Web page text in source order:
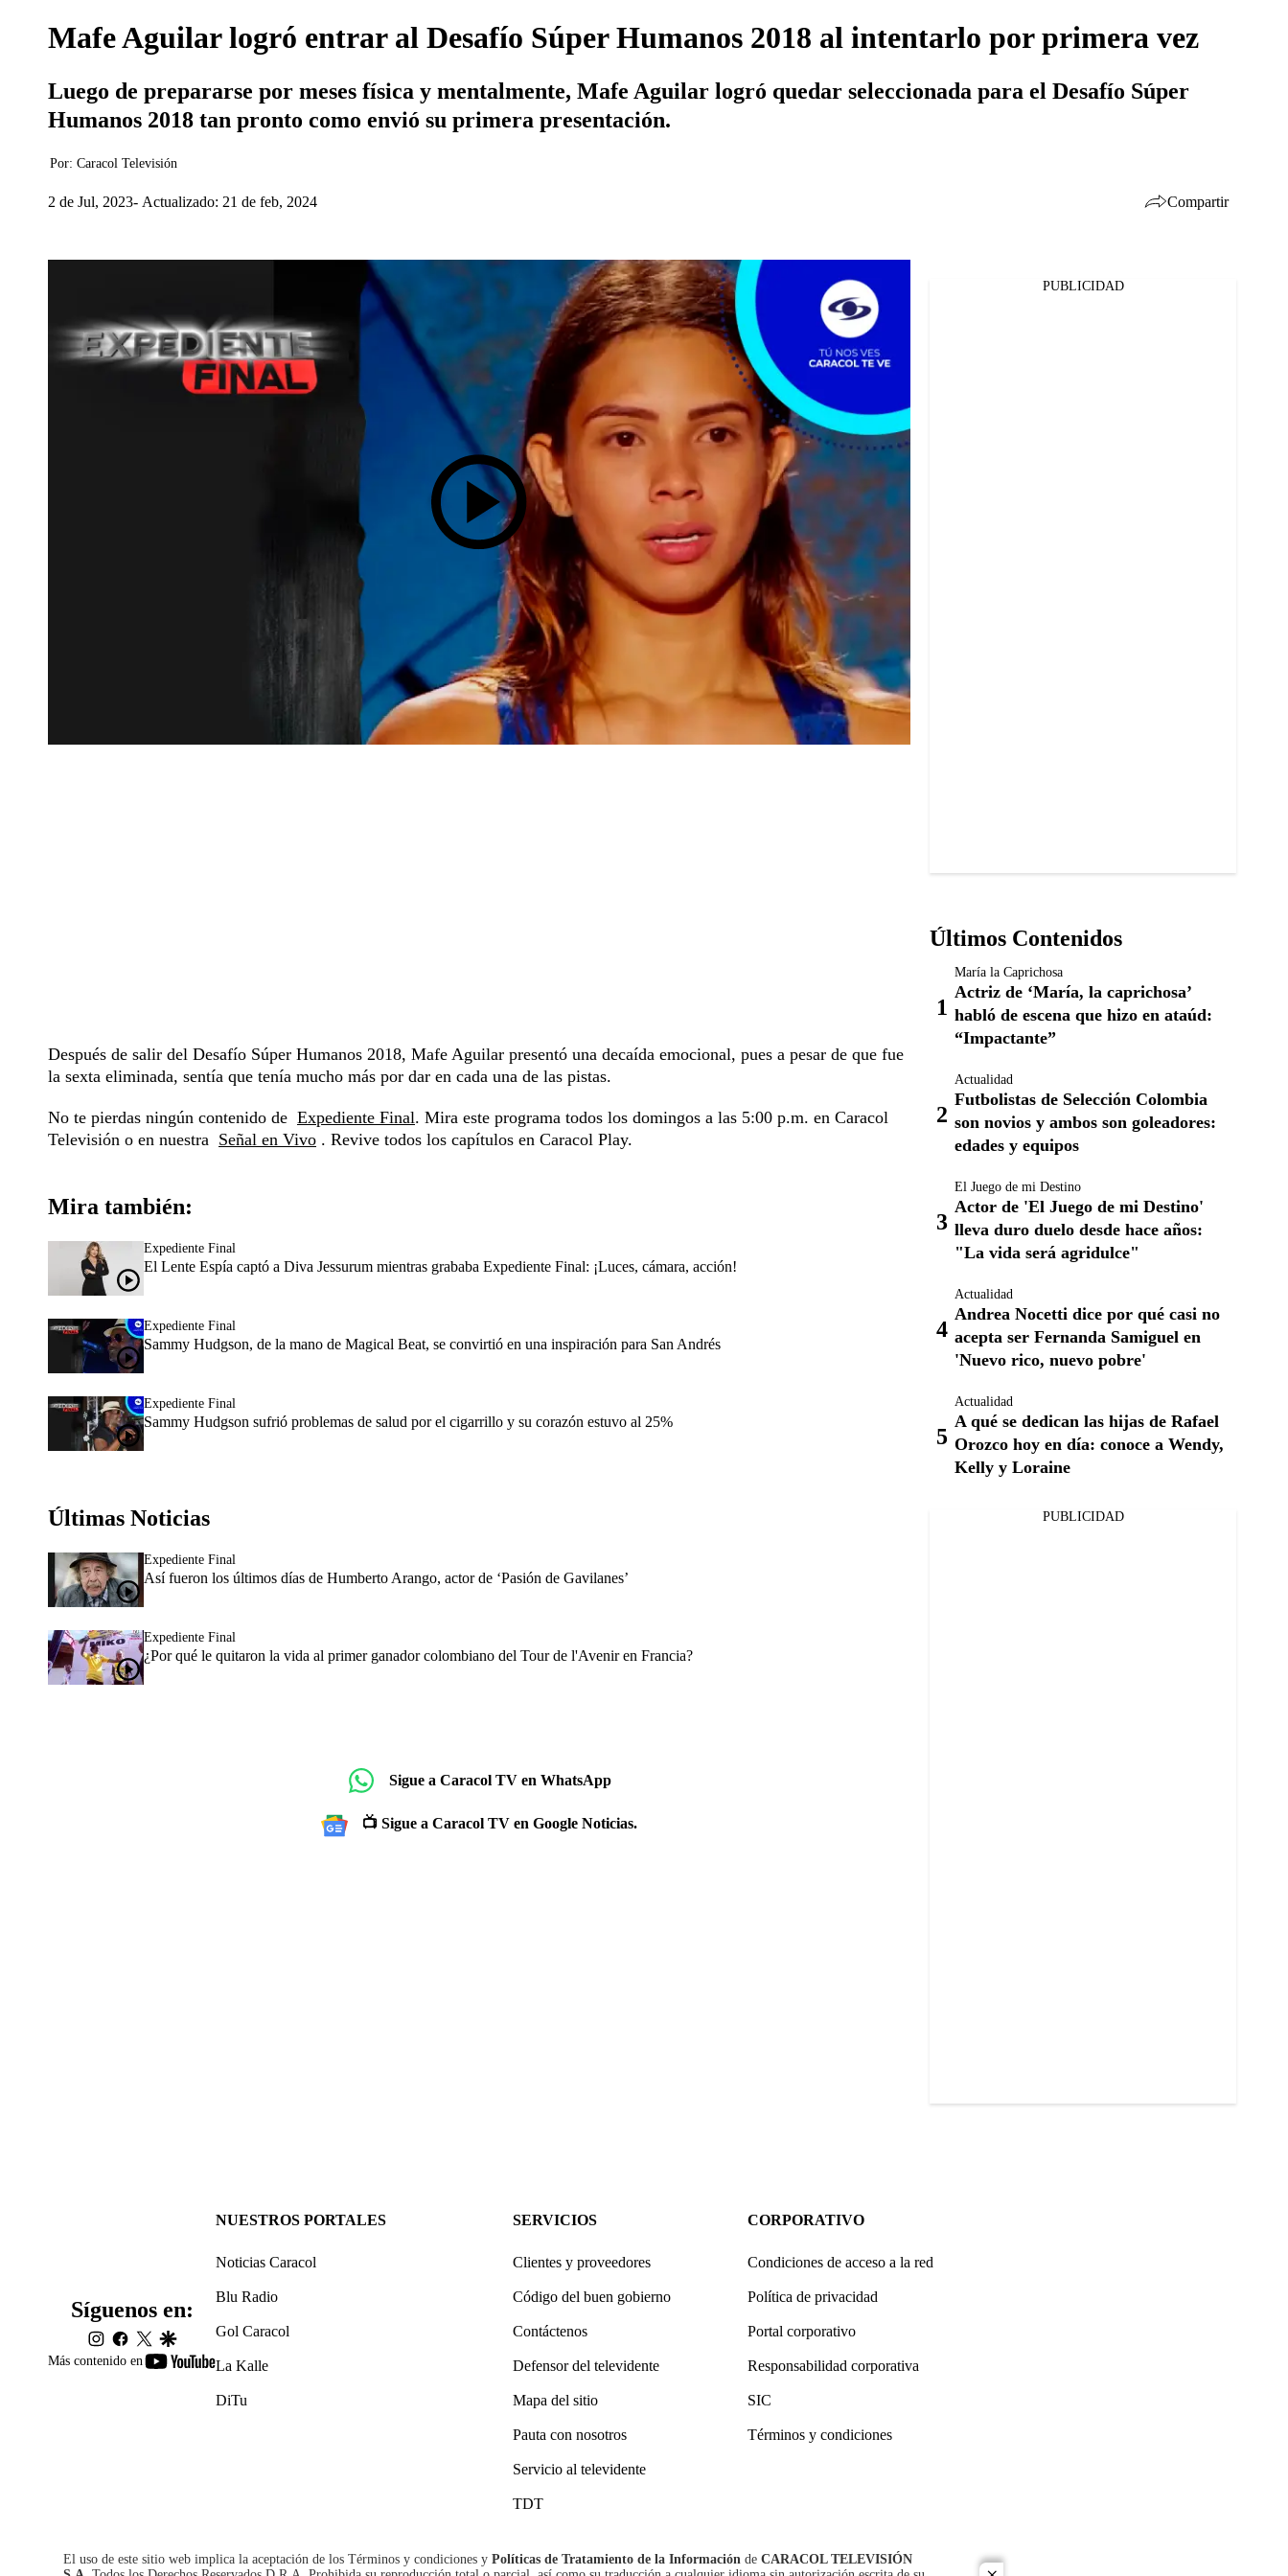
Mafe Aguilar logró entrar al Desafío Súper Humanos 2018 al intentarlo por primera vez
Luego de prepararse por meses física y mentalmente, Mafe Aguilar logró quedar seleccionada para el Desafío Súper
Humanos 2018 tan pronto como envió su primera presentación.
Por: Caracol Televisión
2 de Jul, 2023 Actualizado: 21 de feb, 2024 Compartir
Después de salir del Desafío Súper Humanos 2018, Mafe Aguilar presentó una decaída emocional, pues a pesar de que fue
la sexta eliminada, sentía que tenía mucho más por dar en cada una de las pistas.
No te pierdas ningún contenido de Expediente Final. Mira este programa todos los domingos a las 5:00 p.m. en Caracol
Televisión o en nuestra Señal en Vivo . Revive todos los capítulos en Caracol Play.
Mira también:
Expediente Final
El Lente Espía captó a Diva Jessurum mientras grababa Expediente Final: ¡Luces, cámara, acción!
Expediente Final
Sammy Hudgson, de la mano de Magical Beat, se convirtió en una inspiración para San Andrés
Expediente Final
Sammy Hudgson sufrió problemas de salud por el cigarrillo y su corazón estuvo al 25%
Últimas Noticias
Expediente Final
Así fueron los últimos días de Humberto Arango, actor de ‘Pasión de Gavilanes’
Expediente Final
¿Por qué le quitaron la vida al primer ganador colombiano del Tour de l'Avenir en Francia?
Sigue a Caracol TV en WhatsApp
📺 Sigue a Caracol TV en Google Noticias.
PUBLICIDAD
Últimos Contenidos
María la Caprichosa
Actriz de ‘María, la caprichosa’
habló de escena que hizo en ataúd:
“Impactante”
Actualidad
Futbolistas de Selección Colombia
son novios y ambos son goleadores:
edades y equipos
El Juego de mi Destino
Actor de 'El Juego de mi Destino'
lleva duro duelo desde hace años:
"La vida será agridulce"
Actualidad
Andrea Nocetti dice por qué casi no
acepta ser Fernanda Samiguel en
'Nuevo rico, nuevo pobre'
Actualidad
A qué se dedican las hijas de Rafael
Orozco hoy en día: conoce a Wendy,
Kelly y Loraine
PUBLICIDAD
Más contenido en
youtube-
Síguenos en:
instagram
facebook
twittergoogle
NUESTROS PORTALES
Noticias Caracol
Blu Radio
Gol Caracol
La Kalle
DiTu
SERVICIOS
Clientes y proveedores
Código del buen gobierno
Contáctenos
Defensor del televidente
Mapa del sitio
Pauta con nosotros
Servicio al televidente
TDT
CORPORATIVO
Condiciones de acceso a la red
Política de privacidad
Portal corporativo
Responsabilidad corporativa
SIC
Términos y condiciones
El uso de este sitio web implica la aceptación de los Términos y condiciones y Políticas de Tratamiento de la Información de CARACOL TELEVISIÓN